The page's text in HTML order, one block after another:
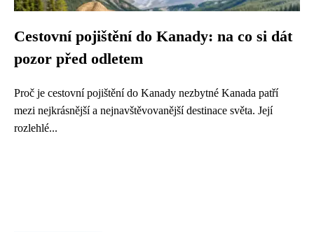
Cestovní pojištění do Kanady: na co si dát
pozor před odletem
Proč je cestovní pojištění do Kanady nezbytné Kanada patří
mezi nejkrásnější a nejnavštěvovanější destinace světa. Její
rozlehlé...